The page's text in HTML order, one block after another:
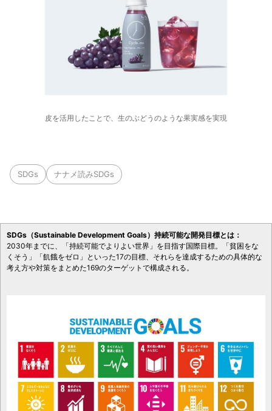
皮を活用したことで、生のぶどうのような果実感を実現
SDGs ナナメ読みSDGs
SDGs（Sustainable Development Goals）持続可能な開発目標とは：
2030年までに、「持続可能でよりよい世界」を目指す国際目標。「貧困をな
くそう」「飢餓をゼロ」といった17の目標、それらを達成するための具体的な
考え方や対策をまとめた169のターゲットで構成される。